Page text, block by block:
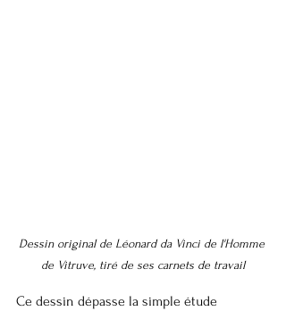
Dessin original de Léonard da Vinci de l'Homme
de Vitruve, tiré de ses carnets de travail
Ce dessin dépasse la simple étude